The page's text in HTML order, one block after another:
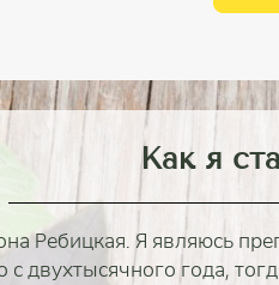
Как я
Ребицкая. Я являюсь
с двухтысячного года,